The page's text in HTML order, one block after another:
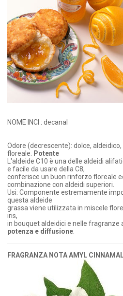
NOME INCI : decanal
Odore (decrescente): dolce,
floreale.
Potente
L'aldeide C10 è una delle aldeidi
e facile da usare della C8,
conferisce un buon rinforzo floreale
combinazione con aldeidi superiori.
Usi: Componente estremamente
questa aldeide
grassa viene utilizzata in miscele
iris,
in bouquet aldeidici e nelle fragranze
potenza e diffusione
FRAGRANZA NOTA AMYL